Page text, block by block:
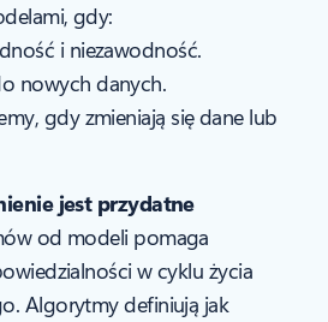
gdy:
i niezawodność.
nowych danych.
gdy zmieniają się dane lub
jest przydatne
od modeli pomaga
w cyklu życia
Algorytmy definiują jak